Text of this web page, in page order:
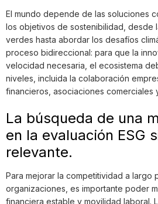
El mundo depende de las soluciones
los objetivos de sostenibilidad, desde
verdes hasta abordar los desafíos
proceso bidireccional: para que la
velocidad necesaria, el ecosistema
niveles, incluida la colaboración
financieros, asociaciones comerciales
La búsqueda de una
en la evaluación ESG
relevante.
Para mejorar la competitividad a largo
organizaciones, es importante poder
financiera estable y movilidad laboral.